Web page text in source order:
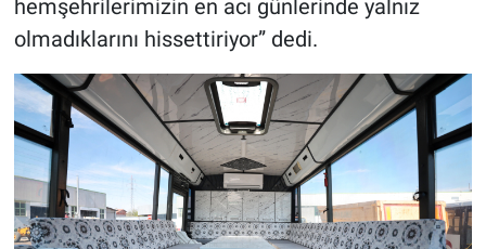
hemşehrilerimizin en acı günlerinde yalnız
olmadıklarını hissettiriyor” dedi.